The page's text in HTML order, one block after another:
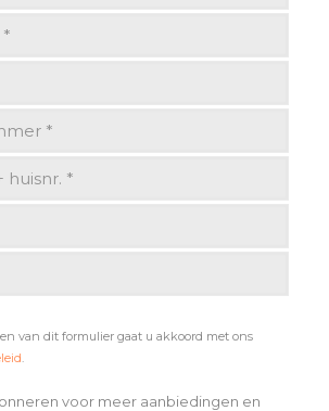
van dit formulier gaat u akkoord met ons
voor meer aanbiedingen en